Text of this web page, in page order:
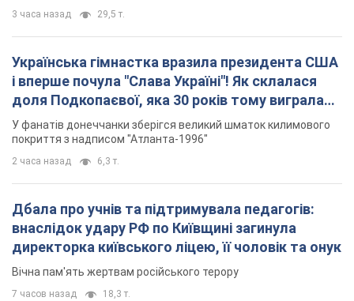
3 часа назад 29,5 т.
Українська гімнастка вразила президента США
і вперше почула "Слава Україні"! Як склалася
доля Подкопаєвої, яка 30 років тому виграла
"золото" Олімпіади
У фанатів донеччанки зберігся великий шматок килимового
покриття з надписом "Атланта-1996"
2 часа назад 6,3 т.
Дбала про учнів та підтримувала педагогів:
внаслідок удару РФ по Київщині загинула
директорка київського ліцею, її чоловік та онук
Вічна пам'ять жертвам російського терору
7 часов назад 18,3 т.